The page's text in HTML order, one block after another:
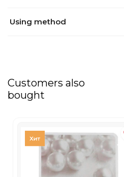
Using method
Customers also
bought